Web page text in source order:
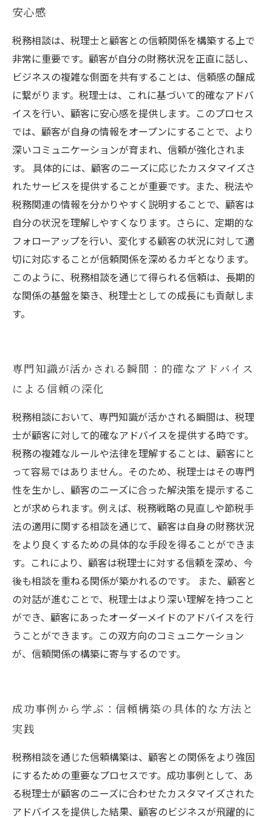
安心感
税務相談は、税理士と顧客との信頼関係を構築する上で
非常に重要です。顧客が自分の財務状況を正直に話し、
ビジネスの複雑な側面を共有することは、信頼感の醸成
に繋がります。税理士は、これに基づいて的確なアドバ
イスを行い、顧客に安心感を提供します。このプロセス
では、顧客が自身の情報をオープンにすることで、より
深いコミュニケーションが育まれ、信頼が強化されま
す。 具体的には、顧客のニーズに応じたカスタマイズさ
れたサービスを提供することが重要です。また、税法や
税務関連の情報を分かりやすく説明することで、顧客は
自分の状況を理解しやすくなります。さらに、定期的な
フォローアップを行い、変化する顧客の状況に対して適
切に対応することが信頼関係を深めるカギとなります。
このように、税務相談を通じて得られる信頼は、長期的
な関係の基盤を築き、税理士としての成長にも貢献しま
す。
専門知識が活かされる瞬間：的確なアドバイス
による信頼の深化
税務相談において、専門知識が活かされる瞬間は、税理
士が顧客に対して的確なアドバイスを提供する時です。
税務の複雑なルールや法律を理解することは、顧客にと
って容易ではありません。そのため、税理士はその専門
性を生かし、顧客のニーズに合った解決策を提示するこ
とが求められます。例えば、税務戦略の見直しや節税手
法の適用に関する相談を通じて、顧客は自身の財務状況
をより良くするための具体的な手段を得ることができま
す。これにより、顧客は税理士に対する信頼を深め、今
後も相談を重ねる関係が築かれるのです。 また、顧客と
の対話が進むことで、税理士はより深い理解を持つこと
ができ、顧客にあったオーダーメイドのアドバイスを行
うことができます。この双方向のコミュニケーション
が、信頼関係の構築に寄与するのです。
成功事例から学ぶ：信頼構築の具体的な方法と
実践
税務相談を通じた信頼構築は、顧客との関係をより強固
にするための重要なプロセスです。成功事例として、あ
る税理士が顧客のニーズに合わせたカスタマイズされた
アドバイスを提供した結果、顧客のビジネスが飛躍的に